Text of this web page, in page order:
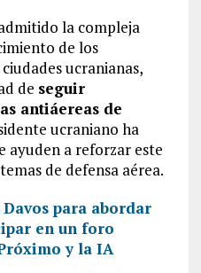
la compleja
de los
ucranianas,
de seguir
antiáereas de
ucraniano ha
ayuden a reforzar este
de defensa aérea.